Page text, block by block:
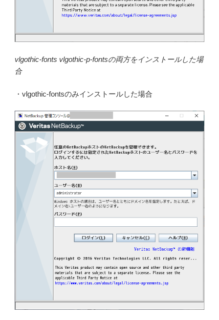
vlgothic-fonts vlgothic-p-fontsの両方をインストールした場
合
・vlgothic-fontsのみインストールした場合